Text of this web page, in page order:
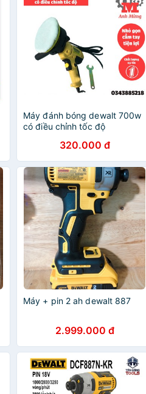
Máy đánh bóng dewalt 700w
có điều chỉnh tốc độ
320.000 đ
Máy + pin 2 ah dewalt 887
2.999.000 đ